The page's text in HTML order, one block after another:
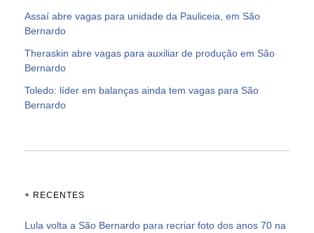
Assaí abre vagas para unidade da Pauliceia, em São
Bernardo
Theraskin abre vagas para auxiliar de produção em São
Bernardo
Toledo: líder em balanças ainda tem vagas para São
Bernardo
+ RECENTES
Lula volta a São Bernardo para recriar foto dos anos 70 na